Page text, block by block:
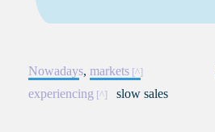
Nowadays, markets
experiencing
slow sales